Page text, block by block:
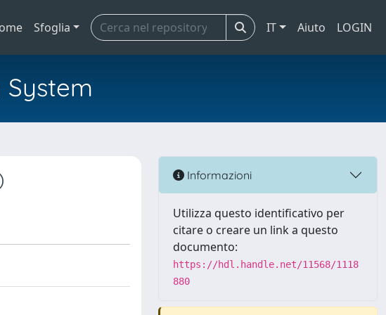
Sfoglia IT Aiuto LOGIN
Informazioni
Utilizza questo identificativo per
citare o creare un link a questo
documento:
https://hdl.handle.net/11568/1118
880